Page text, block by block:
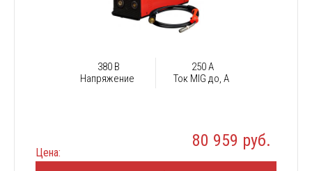
380 В
Напряжение
250 А
Ток MIG до, А
Цена:
80 959 руб.